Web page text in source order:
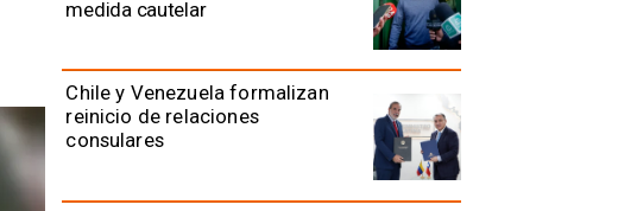
medida cautelar
Chile y Venezuela formalizan
reinicio de relaciones
consulares